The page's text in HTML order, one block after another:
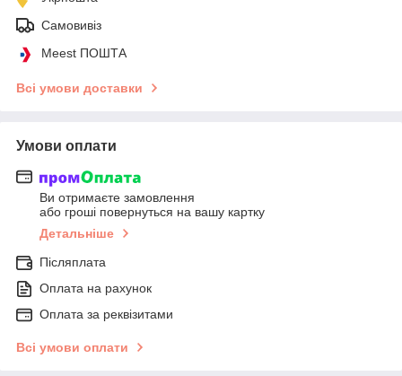
Самовивіз
Meest ПОШТА
Всі умови доставки
Умови оплати
Ви отримаєте замовлення
або гроші повернуться на вашу картку
Детальніше
Післяплата
Оплата на рахунок
Оплата за реквізитами
Всі умови оплати